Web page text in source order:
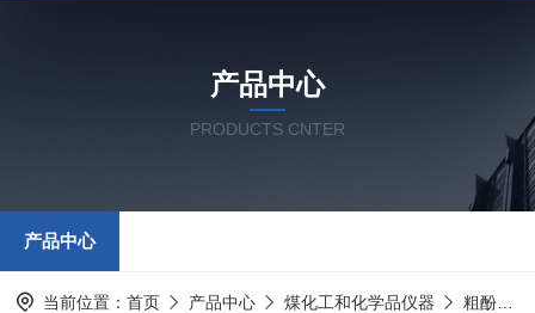
产品中心
PRODUCTS CNTER
产品中心
当前位置： 首页 产品中心 煤化工和化学品仪器 粗酚灼烧残渣试验